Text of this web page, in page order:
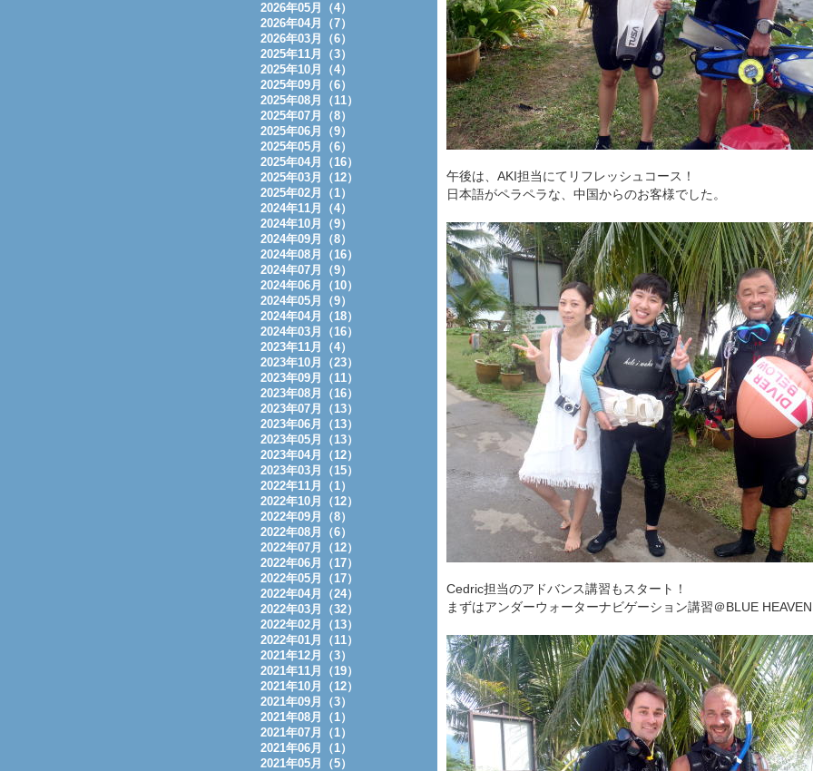
午後は、AKI担当にてリフレッシュコース！
日本語がペラペラな、中国からのお客様でした。
Cedric担当のアドバンス講習もスタート！
まずはアンダーウォーターナビゲーション講習＠BLUE
2026年05月（4）
2026年04月（7）
2026年03月（6）
2025年11月（3）
2025年10月（4）
2025年09月（6）
2025年08月（11）
2025年07月（8）
2025年06月（9）
2025年05月（6）
2025年04月（16）
2025年03月（12）
2025年02月（1）
2024年11月（4）
2024年10月（9）
2024年09月（8）
2024年08月（16）
2024年07月（9）
2024年06月（10）
2024年05月（9）
2024年04月（18）
2024年03月（16）
2023年11月（4）
2023年10月（23）
2023年09月（11）
2023年08月（16）
2023年07月（13）
2023年06月（13）
2023年05月（13）
2023年04月（12）
2023年03月（15）
2022年11月（1）
2022年10月（12）
2022年09月（8）
2022年08月（6）
2022年07月（12）
2022年06月（17）
2022年05月（17）
2022年04月（24）
2022年03月（32）
2022年02月（13）
2022年01月（11）
2021年12月（3）
2021年11月（19）
2021年10月（12）
2021年09月（3）
2021年08月（1）
2021年07月（1）
2021年06月（1）
2021年05月（5）